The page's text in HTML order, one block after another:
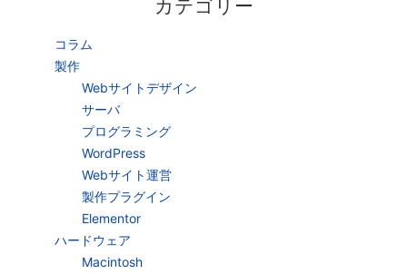
カテゴリー
コラム
製作
Webサイトデザイン
サーバ
プログラミング
WordPress
Webサイト運営
製作プラグイン
Elementor
ハードウェア
Macintosh